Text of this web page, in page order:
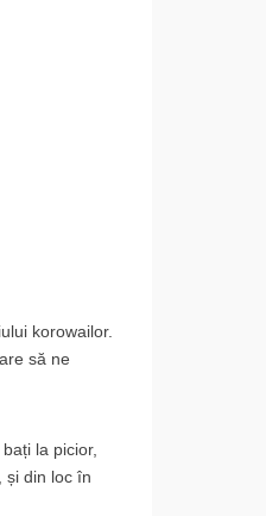
korowailor.
să ne
la picior,
și din loc în